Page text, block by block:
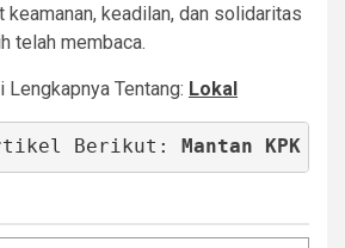
keamanan, keadilan, dan solidaritas
telah membaca.
Tentang: Lokal
Berikut: Mantan KPK